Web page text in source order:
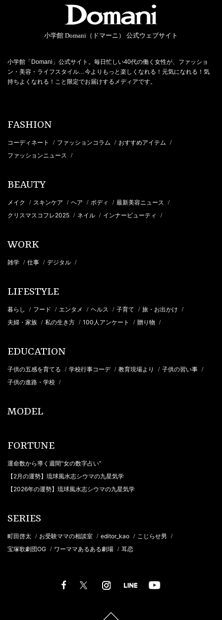
小学館 Domani（ドマーニ） 公式ウェブサイト
小学館「Domani」公式サイト。毎日忙しい40代の働く女性が、ファッショ
ン・美容・ライフスタイル…今よりもっと楽しくなれる！元気になれる！気
持ちよくなれる！こと限定でお届けするメディアです。
FASHION
コーディネート / ファッションコラム / おすすめアイテム /
ファッションニュース /
BEAUTY
メイク / スキンケア / ヘア / ボディ / 最新美容ニュース /
クリスマスコフレ2025 / ネイル / インナービューティ /
WORK
雑学 / 仕事 / デジタル /
LIFESTYLE
暮らし / フード / エンタメ / ヘルス / 子育て / 旅・お出かけ /
夫婦・家族 / 私の生き方 / 100人アンケート / 贈り物 /
EDUCATION
子供の五感を育てる / 学校行事コーデ / 教育現場より / 子供の習い事 /
子供の進路・学校 /
MODEL
FORTUNE
運命数から導く週間“女の数字占い”
【2月の運勢】琉球風水志シウマの九星気学
【2026年の運勢】琉球風水志シウマの九星気学
SERIES
町田啓太 / お受験ママの相談室 / editor_kao / こじらせ男 /
宝塚歌劇団OG / ワーママあるある劇場 / 耳恋